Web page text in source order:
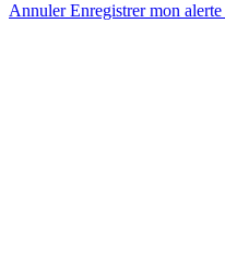
AnnulerEnregistrer mon alerte